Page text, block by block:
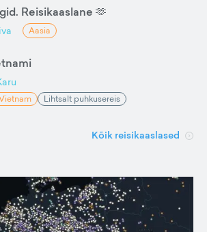
Reisikaaslane 🫶
Aasia
Lihtsalt puhkusereis
Kõik reisikaaslased